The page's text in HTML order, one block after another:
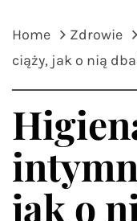
Home Zdrowie
ciąży, jak o nią
jak o